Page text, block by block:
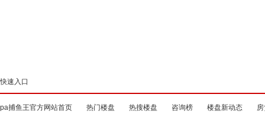
快速入口
pa捕鱼王官方网站首页 热门楼盘 热搜楼盘 咨询榜 楼盘新动态